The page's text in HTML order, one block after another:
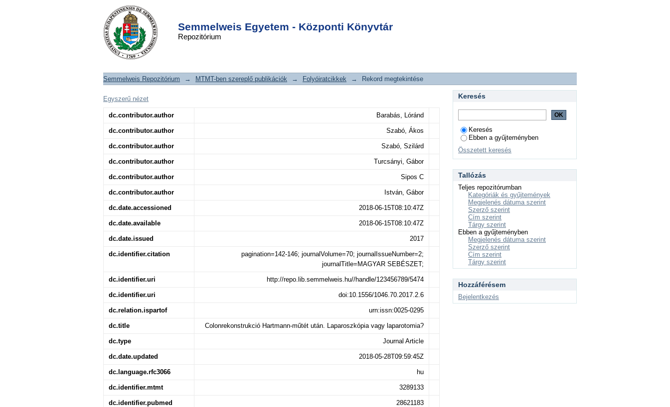
Semmelweis Egyetem - Központi Könyvtár
Repozitórium
Colonrekonstrukció Hartmann-műtét
után. Laparoszkópia vagy
laparotomia?
DSpace/Manakin Repository
Semmelweis Repozitórium → MTMT-ben szereplő publikációk → Folyóiratcikkek → Rekord megtekintése
Egyszerű nézet
dc.contributor.author Barabás, Lóránd
dc.contributor.author Szabó, Ákos
dc.contributor.author Szabó, Szilárd
dc.contributor.author Turcsányi, Gábor
dc.contributor.author Sipos C
dc.contributor.author István, Gábor
dc.date.accessioned 2018-06-15T08:10:47Z
dc.date.available 2018-06-15T08:10:47Z
dc.date.issued 2017
dc.identifier.citation
pagination=142-146; journalVolume=70; journalIssueNumber=2;
journalTitle=MAGYAR SEBÉSZET;
dc.identifier.uri http://repo.lib.semmelweis.hu//handle/123456789/5474
dc.identifier.uri doi:10.1556/1046.70.2017.2.6
dc.relation.ispartof urn:issn:0025-0295
dc.title Colonrekonstrukció Hartmann-műtét után. Laparoszkópia vagy laparotomia?
dc.type Journal Article
dc.date.updated 2018-05-28T09:59:45Z
dc.language.rfc3066 hu
dc.identifier.mtmt 3289133
dc.identifier.pubmed 28621183
Keresés
Keresés
Ebben a gyűjteményben
Összetett keresés
Tallózás
Teljes repozitórumban
Kategóriák és gyűjtemények
Megjelenés dátuma szerint
Szerző szerint
Cím szerint
Tárgy szerint
Ebben a gyűjteményben
Megjelenés dátuma szerint
Szerző szerint
Cím szerint
Tárgy szerint
Hozzáférésem
Bejelentkezés